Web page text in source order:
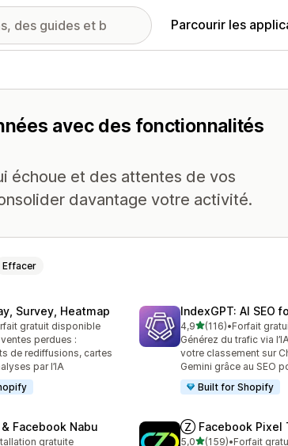
Parcourir les
avec des fonctionnalités
échoue et des attentes de vos
davantage votre activité.
Effacer
Survey, Heatmap
5
gratuit disponible
perdues :
de rediffusions, cartes
par l’IA
IndexGPT: AI SEO
4,9étoile(s) sur 5
(116)
116 avis au total
•Forfait
Générez du trafic via
votre classement sur
Gemini grâce au SEO
Built for Shopify
Facebook Nabu
5
gratuite
Ⓩ Facebook Pixel
5,0étoile(s) sur 5
(159)•Forfait